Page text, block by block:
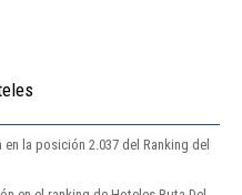
la posición 2.037 del Ranking del